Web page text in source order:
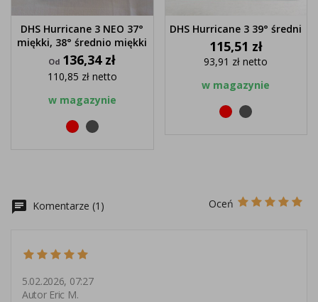
DHS Hurricane 3 NEO 37°
miękki, 38° średnio miękki
Od Cena
136,34 zł
110,85 zł netto
w magazynie
Czerwony
Czarny
DHS Hurricane 3 39° średni
Cena
115,51 zł
93,91 złnetto
w magazynie
Czerwony
Czarny
chat Komentarze (1) Oceń
5.02.2026, 07:27
Autor Eric M.